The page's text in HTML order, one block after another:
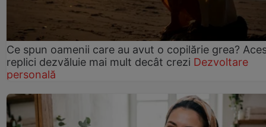
Ce spun oamenii care au avut o copilărie grea?
replici dezvăluie mai mult decât crezi Dezvoltare
personală